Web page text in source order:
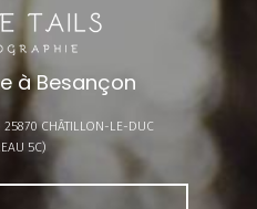
à Besançon
25870 CHÂTILLON-LE-DUC
5C)